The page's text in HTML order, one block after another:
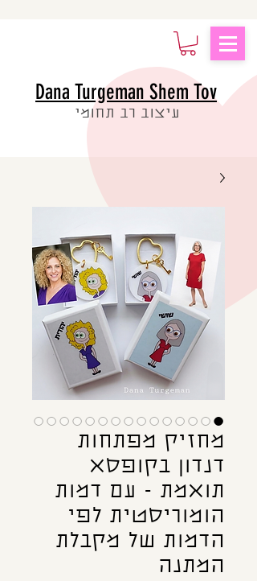
עיצוב רב תחומי
Dana Turgeman Shem Tov
מחזיק מפתחות
דנדון בקופסא
תואמת - עם דמות
הומוריסטית לפי
הדמות של מקבלת
המתנה